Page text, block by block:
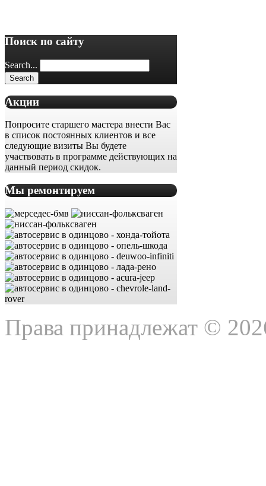
Поиск по сайту
Search...
Акции
Попросите старшего мастера внести Вас
в список постоянных клиентов и все
следующие визиты Вы будете
участвовать в программе действующих на
данный период скидок.
Мы ремонтируем
Права принадлежат ©